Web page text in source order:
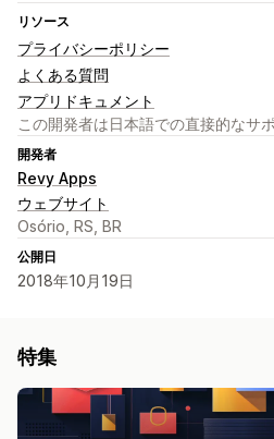
リソース
プライバシーポリシー
よくある質問
アプリドキュメント
この開発者は日本語での直接的なサ
開発者
Revy Apps
ウェブサイト
Osório, RS, BR
公開日
2018年10月19日
特集